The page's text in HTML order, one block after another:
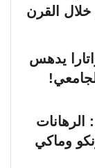
خلال القرن
يدهس
الرهانات
وماكي